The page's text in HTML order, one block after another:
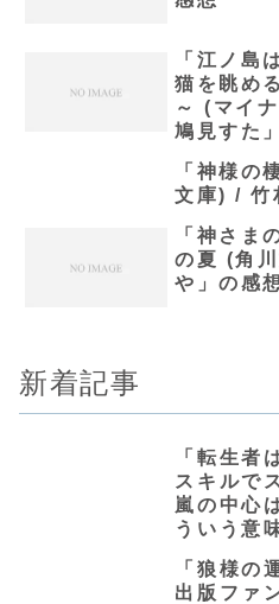
「江ノ島
猫を眺め
～ (マイ
鳩見すた
「神様の
文庫) / 竹
「神さま
の夏 (角
や」の感想
新着記事
「転生者
スキルで
嵐の中心
ういう意
らすじ・
「狼様の
出版ファ